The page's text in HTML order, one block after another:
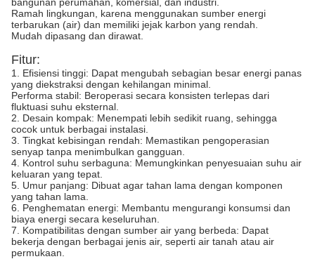
Ramah lingkungan, karena menggunakan sumber energi
terbarukan (air) dan memiliki jejak karbon yang rendah.
Mudah dipasang dan dirawat.
Fitur:
1. Efisiensi tinggi: Dapat mengubah sebagian besar energi panas
yang diekstraksi dengan kehilangan minimal.
Performa stabil: Beroperasi secara konsisten terlepas dari
fluktuasi suhu eksternal.
2. Desain kompak: Menempati lebih sedikit ruang, sehingga
cocok untuk berbagai instalasi.
3. Tingkat kebisingan rendah: Memastikan pengoperasian
senyap tanpa menimbulkan gangguan.
4. Kontrol suhu serbaguna: Memungkinkan penyesuaian suhu air
keluaran yang tepat.
5. Umur panjang: Dibuat agar tahan lama dengan komponen
yang tahan lama.
6. Penghematan energi: Membantu mengurangi konsumsi dan
biaya energi secara keseluruhan.
7. Kompatibilitas dengan sumber air yang berbeda: Dapat
bekerja dengan berbagai jenis air, seperti air tanah atau air
permukaan.